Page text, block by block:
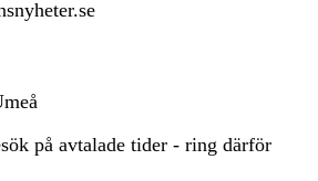
på avtalade tider - ring därför